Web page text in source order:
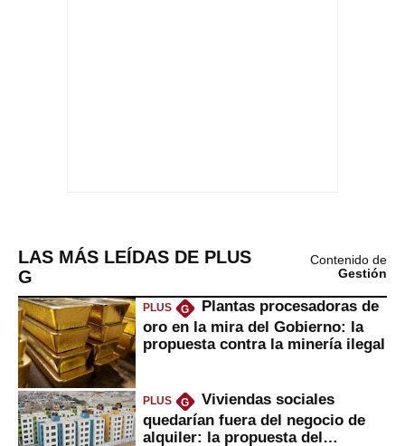
LAS MÁS LEÍDAS DE PLUS
G
Contenido de
Gestión
PLUS G
Plantas procesadoras de
oro en la mira del Gobierno: la
propuesta contra la minería ilegal
PLUS G
Viviendas sociales
quedarían fuera del negocio de
alquiler: la propuesta del